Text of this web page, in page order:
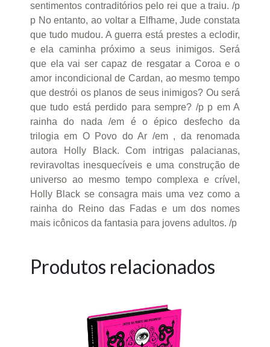
sentimentos contraditórios pelo rei que a traiu. /p
p No entanto, ao voltar a Elfhame, Jude constata
que tudo mudou. A guerra está prestes a eclodir,
e ela caminha próximo a seus inimigos. Será
que ela vai ser capaz de resgatar a Coroa e o
amor incondicional de Cardan, ao mesmo tempo
que destrói os planos de seus inimigos? Ou será
que tudo está perdido para sempre? /p p em A
rainha do nada /em é o épico desfecho da
trilogia em O Povo do Ar /em , da renomada
autora Holly Black. Com intrigas palacianas,
reviravoltas inesquecíveis e uma construção de
universo ao mesmo tempo complexa e crível,
Holly Black se consagra mais uma vez como a
rainha do Reino das Fadas e um dos nomes
mais icônicos da fantasia para jovens adultos. /p
Produtos relacionados